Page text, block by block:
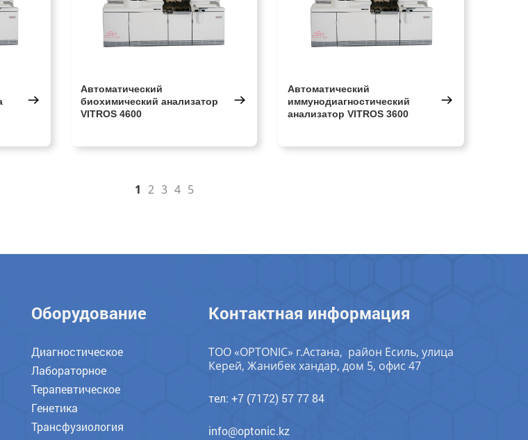
Автоматический
биохимический анализатор
VITROS 4600
Автоматический
иммунодиагностический
анализатор VITROS 3600
1 2 3 4 5
Оборудование
Диагностическое
Лабораторное
Терапевтическое
Генетика
Трансфузиология
Контактная информация
ТОО «OPTONIC» г.Астана, район Есиль, улица
Керей, Жанибек хандар, дом 5, офис 47
тел: +7 (7172) 57 77 84
info@optonic.kz